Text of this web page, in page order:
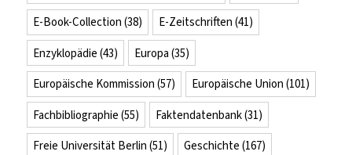
E-Book-Collection (38) E-Zeitschriften (41)
Enzyklopädie (43) Europa (35)
Europäische Kommission (57) Europäische Union (101)
Fachbibliographie (55) Faktendatenbank(31)
Freie Universität Berlin (51) Geschichte (167)